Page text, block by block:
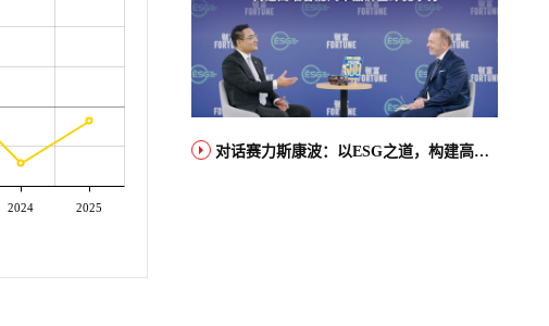
2024 2025
对话赛力斯康波：以ESG之道，构建高端智能汽车品牌全球竞争力